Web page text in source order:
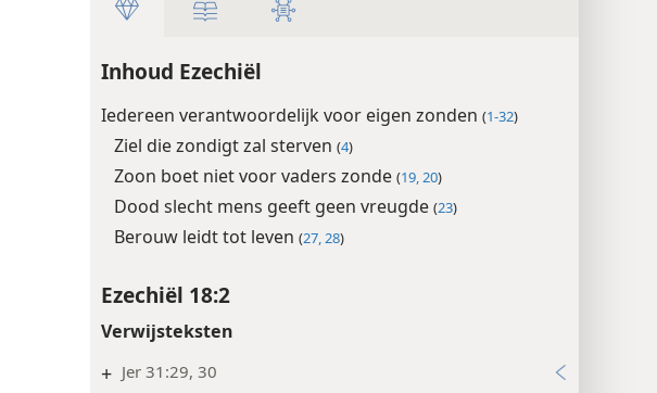
Inhoud Ezechiël
Iedereen verantwoordelijk voor eigen zonden (1-32)
Ziel die zondigt zal sterven (4)
Zoon boet niet voor vaders zonde (19, 20)
Dood slecht mens geeft geen vreugde (23)
Berouw leidt tot leven (27, 28)
Ezechiël 18:2
Verwijsteksten
+ Jer 31:29, 30